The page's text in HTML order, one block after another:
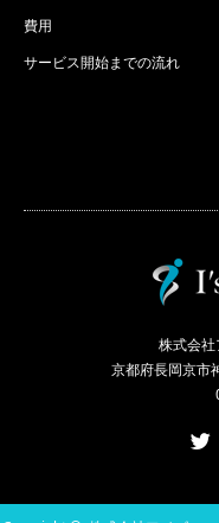
費用
サービス開始までの流れ
株式会
京都府長岡京市
InstagramRSS